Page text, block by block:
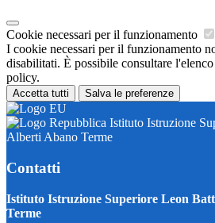
Cookie necessari per il funzionamento
I cookie necessari per il funzionamento
disabilitati. È possibile consultare
policy.
Accetta tutti Salva le preferenze
Istituto Istruzione
Alberti Abano Terme
Contatti
Istituto Istruzione Superiore Leon
Terme